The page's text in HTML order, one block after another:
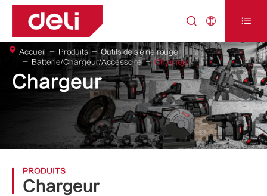
  
Chargeur
Accueil Produits
Outils de série rouge
Batterie/Chargeur/Accessoire
Chargeur
PRODUITS
Chargeur